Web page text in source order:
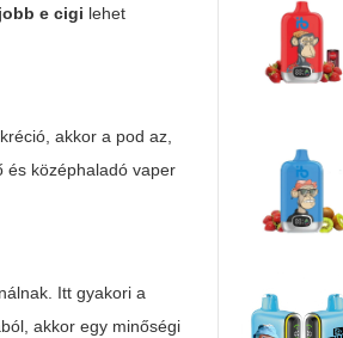
e cigi lehet
akkor a pod az,
és középhaladó vaper
Itt gyakori a
akkor egy minőségi